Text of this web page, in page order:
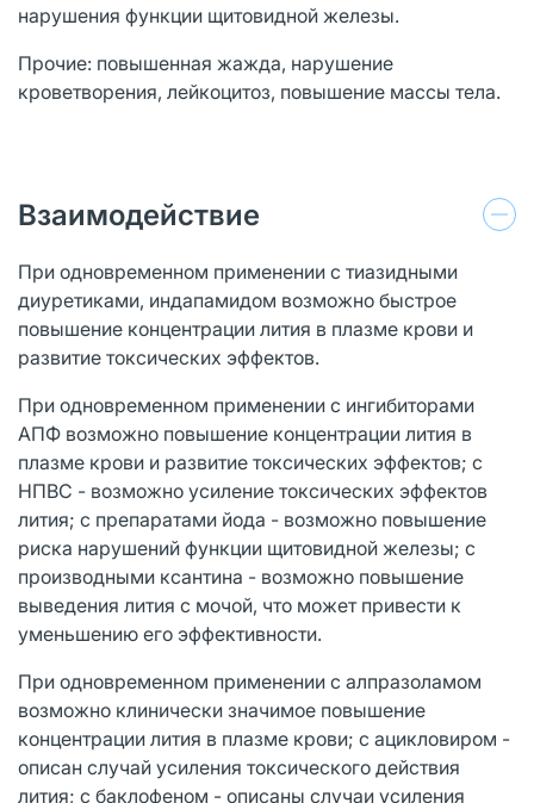
нарушения функции щитовидной железы.
Прочие: повышенная жажда, нарушение
кроветворения, лейкоцитоз, повышение массы тела.
Взаимодействие
При одновременном применении с тиазидными
диуретиками, индапамидом возможно быстрое
повышение концентрации лития в плазме крови и
развитие токсических эффектов.
При одновременном применении с ингибиторами
АПФ возможно повышение концентрации лития в
плазме крови и развитие токсических эффектов; с
НПВС - возможно усиление токсических эффектов
лития; с препаратами йода - возможно повышение
риска нарушений функции щитовидной железы; с
производными ксантина - возможно повышение
выведения лития с мочой, что может привести к
уменьшению его эффективности.
При одновременном применении с алпразоламом
возможно клинически значимое повышение
концентрации лития в плазме крови; с ацикловиром -
описан случай усиления токсического действия
лития; с баклофеном - описаны случаи усиления